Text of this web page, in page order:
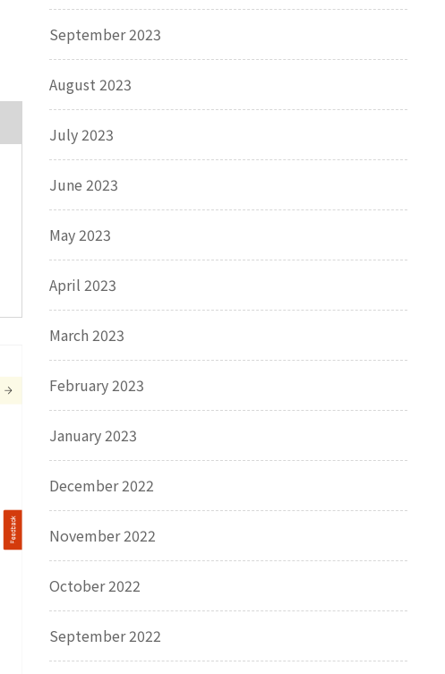
September 2023
August 2023
July 2023
June 2023
May 2023
April 2023
March 2023
February 2023
January 2023
December 2022
November 2022
October 2022
September 2022